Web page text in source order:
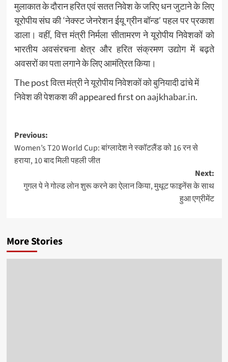
मुलाकात के दौरान हरित एवं सतत निवेश के जरिए धन जुटाने के लिए
यूरोपीय संघ की ‘नेक्स्ट जेनरेशन ईयू ग्रीन बॉन्ड’ पहल पर प्रकाश
डाला। वहीं, वित्त मंत्री निर्मला सीतामरण ने यूरोपीय निवेशकों को
भारतीय अवसंरचना क्षेत्र और हरित संक्रमण उद्योग में बढ़ते
अवसरों का पता लगाने के लिए आमंत्रित किया।
The postवित्‍त मंत्री ने यूरोपीय निवेशकों को बुनियादी ढांचे में
निवेश की पेशकश कीappeared first on aajkhabar.in.
Post
navigation
Previous:
Women’s T20 World Cup: बांग्लादेश ने स्कॉटलैंड को 16 रन से
हराया, 10 बाद मिली पहली जीत
Next:
गुगल पे ने गोल्ड लोन शुरू करने का ऐलान किया, मुथूट फाइनेंस के साथ
हुआ एग्रीमेंट
More Stories